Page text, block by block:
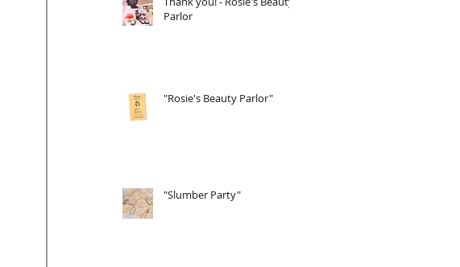
Parlor
"Rosie's Beauty Parlor"
"Slumber Party"